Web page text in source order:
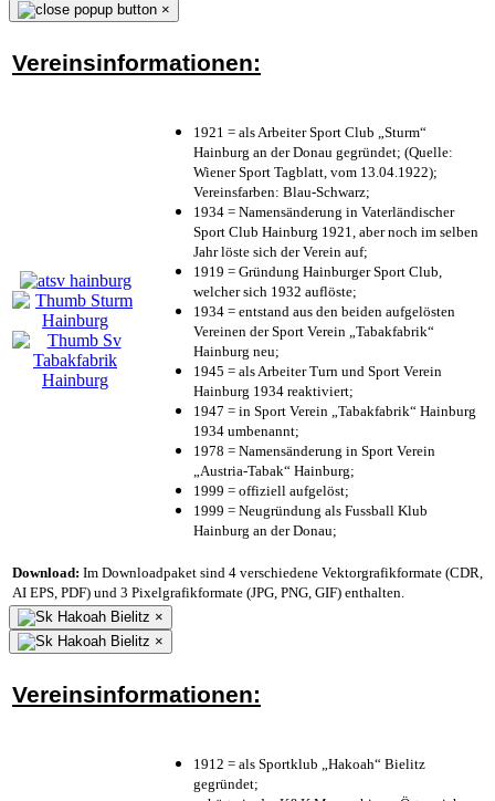
×
Vereinsinformationen:
1921 = als Arbeiter Sport Club „Sturm“
Hainburg an der Donau gegründet; (Quelle:
Wiener Sport Tagblatt, vom 13.04.1922);
Vereinsfarben: Blau-Schwarz;
1934 = Namensänderung in Vaterländischer
Sport Club Hainburg 1921, aber noch im selben
Jahr löste sich der Verein auf;
1919 = Gründung Hainburger Sport Club,
welcher sich 1932 auflöste;
1934 = entstand aus den beiden aufgelösten
Vereinen der Sport Verein „Tabakfabrik“
Hainburg neu;
1945 = als Arbeiter Turn und Sport Verein
Hainburg 1934 reaktiviert;
1947 = in Sport Verein „Tabakfabrik“ Hainburg
1934 umbenannt;
1978 = Namensänderung in Sport Verein
„Austria-Tabak“ Hainburg;
1999 = offiziell aufgelöst;
1999 = Neugründung als Fussball Klub
Hainburg an der Donau;
Download: Im Downloadpaket sind 4 verschiedene Vektorgrafikformate (CDR,
AI EPS, PDF) und 3 Pixelgrafikformate (JPG, PNG, GIF) enthalten.
×
×
Vereinsinformationen:
1912 = als Sportklub „Hakoah“ Bielitz
gegründet;